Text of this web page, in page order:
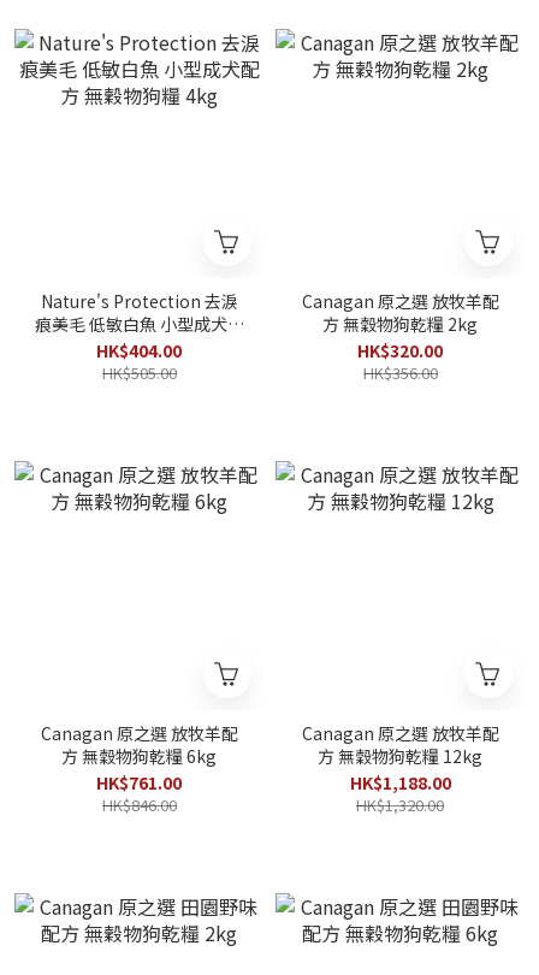
Nature's Protection 去淚
痕美毛 低敏白魚 小型成犬配
方 無穀物狗糧 4kg
HK$404.00
HK$505.00
Canagan 原之選 放牧羊配
方 無穀物狗乾糧 2kg
HK$320.00
HK$356.00
Canagan 原之選 放牧羊配
方 無穀物狗乾糧 6kg
HK$761.00
HK$846.00
Canagan 原之選 放牧羊配
方 無穀物狗乾糧 12kg
HK$1,188.00
HK$1,320.00